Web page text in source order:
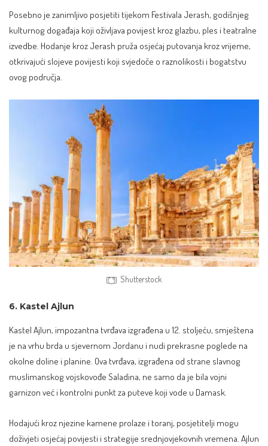
Posebno je zanimljivo posjetiti tijekom Festivala Jerash, godišnjeg
kulturnog događaja koji oživljava povijest kroz glazbu, ples i teatralne
izvedbe. Hodanje kroz Jerash pruža osjećaj putovanja kroz vrijeme,
otkrivajući slojeve povijesti koji svjedoče o raznolikosti i bogatstvu
ovog područja.
Shutterstock
6. Kastel Ajlun
Kastel Ajlun, impozantna tvrđava izgrađena u 12. stoljeću, smještena
je na vrhu brda u sjevernom Jordanu i nudi prekrasne poglede na
okolne doline i planine. Ova tvrđava, izgrađena od strane slavnog
muslimanskog vojskovođe Saladina, ne samo da je bila vojni
garnizon već i kontrolni punkt za puteve koji vode u Damask.
Hodajući kroz njezine kamene prolaze i toranj, posjetitelji mogu
doživjeti osjećaj povijesti i strategije srednjovjekovnih vremena. Ajlun